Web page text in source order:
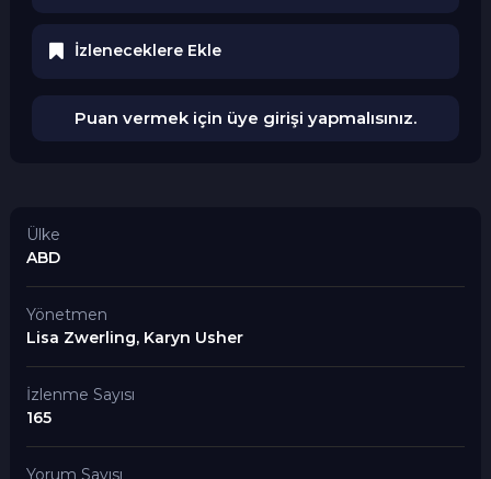
İzleneceklere Ekle
Puan vermek için üye girişi yapmalısınız.
Ülke
ABD
Yönetmen
Lisa Zwerling, Karyn Usher
İzlenme Sayısı
165
Yorum Sayısı